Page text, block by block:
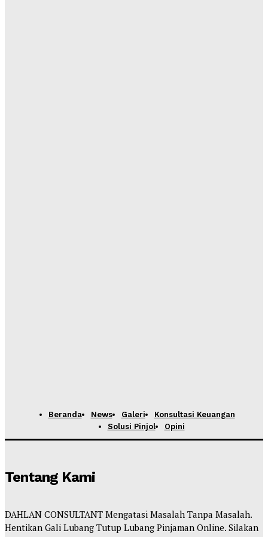
Beranda News Galeri
Konsultasi Keuangan
Solusi Pinjol
Opini
Tentang Kami
DAHLAN CONSULTANT Mengatasi Masalah Tanpa Masalah.
Hentikan Gali Lubang Tutup Lubang Pinjaman Online. Silakan